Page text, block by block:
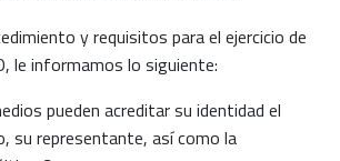
y requisitos para el ejercicio de
le informamos lo siguiente:
pueden acreditar su identidad el
su representante, así como la